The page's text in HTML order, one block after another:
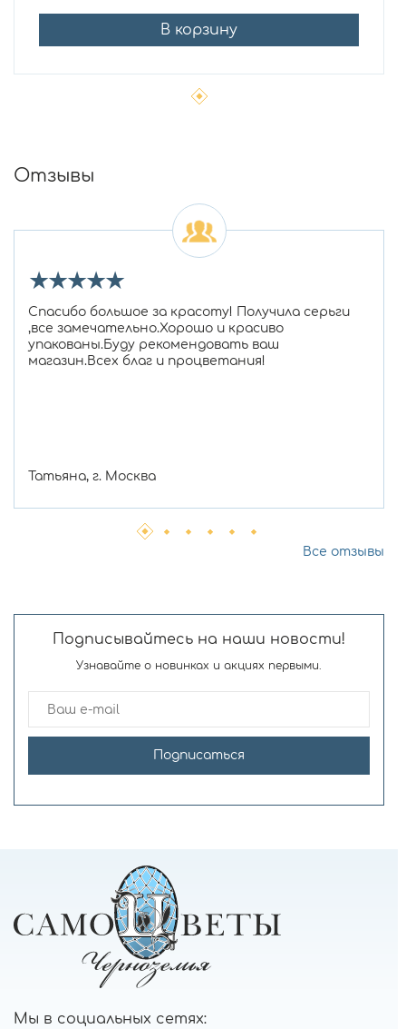
В корзину
Отзывы
★★★★★
Спасибо большое за красоту! Получила серьги
,все замечательно.Хорошо и красиво
упакованы.Буду рекомендовать ваш
магазин.Всех благ и процветания!
Татьяна, г. Москва
Все отзывы
Подписывайтесь на наши новости!
Узнавайте о новинках и акциях первыми.
Подписаться
Мы в социальных сетях: